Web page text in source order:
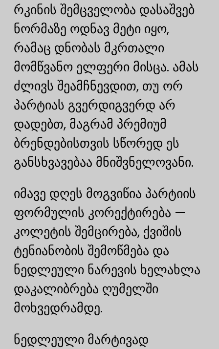
რკინის შემცველობა დასაშვებ
ნორმაზე ოდნავ მეტი იყო,
რამაც დნობას მკრთალი
მომწვანო ელფერი მისცა. ამას
ძლივს შეამჩნევდით, თუ ორ
პარტიას გვერდიგვერდ არ
დადებთ, მაგრამ პრემიუმ
ბრენდებისთვის სწორედ ეს
განსხვავებაა მნიშვნელოვანი.
იმავე დღეს მოგვიწია პარტიის
ფორმულის კორექტირება —
კოლეტის შემცირება, ქვიშის
ტენიანობის შემოწმება და
ნედლეული ნარევის ხელახლა
დაკალიბრება ღუმელში
მოხვედრამდე.
ნედლეული მარტივად